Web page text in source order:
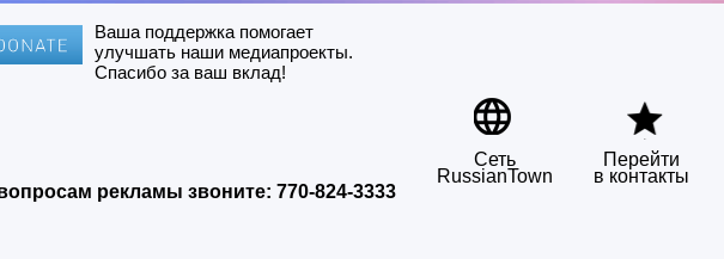
Ваша поддержка помогает
улучшать наши медиапроекты.
Спасибо за ваш вклад!
рекламы звоните: 770-824-3333
Сеть
RussianTown
Перейти
в контакты